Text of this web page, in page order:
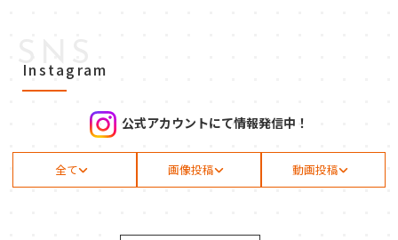
Instagram
公式アカウントにて情報発信中！
全て 画像投稿 動画投稿